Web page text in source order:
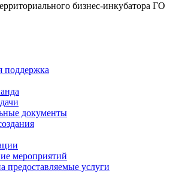
бизнес-инкубатора ГО
поддержка
документы
мероприятий
предоставляемые услуги